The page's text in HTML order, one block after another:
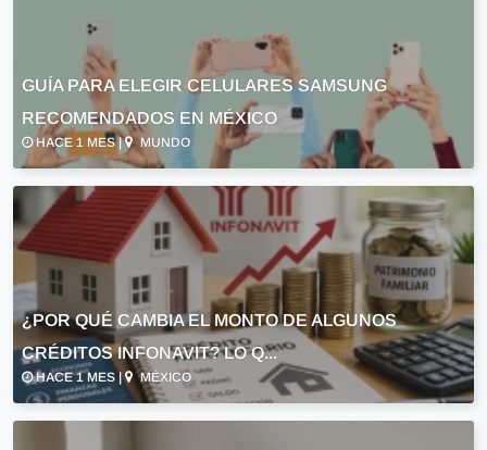
GUÍA PARA ELEGIR CELULARES SAMSUNG
RECOMENDADOS EN MÉXICO
HACE 1 MES | MUNDO
¿POR QUÉ CAMBIA EL MONTO DE ALGUNOS
CRÉDITOS INFONAVIT? LO Q...
HACE 1 MES | MÉXICO